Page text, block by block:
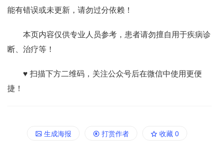
能有错误或未更新，请勿过分依赖！
本页内容仅供专业人员参考，患者请勿擅自用于疾病诊
断、治疗等！
♥ 扫描下方二维码，关注公众号后在微信中使用更便
捷！
生成海报 打赏作者 收藏 0